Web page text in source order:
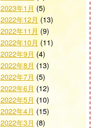
2023年1月 (5)
2022年12月 (13)
2022年11月 (9)
2022年10月 (11)
2022年9月 (4)
2022年8月 (13)
2022年7月 (5)
2022年6月 (12)
2022年5月 (10)
2022年4月 (15)
2022年3月 (8)